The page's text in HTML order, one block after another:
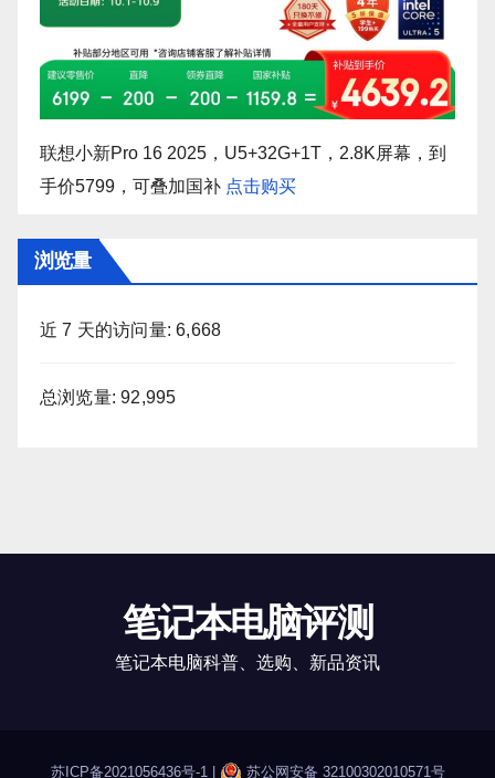
联想小新Pro 16 2025，U5+32G+1T，2.8K屏幕，到
手价5799，可叠加国补 点击购买
浏览量
近 7 天的访问量:6,668
总浏览量:92,995
笔记本电脑评测
笔记本电脑科普、选购、新品资讯
苏ICP备2021056436号-1 苏公网安备 32100302010571号